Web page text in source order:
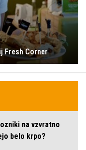
Fresh Corner
na vzvratno
belo krpo?